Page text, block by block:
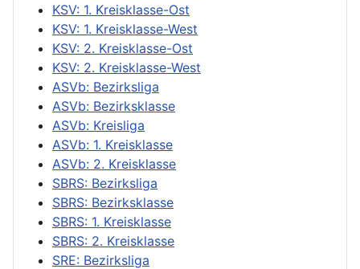
KSV: 1. Kreisklasse-Ost
KSV: 1. Kreisklasse-West
KSV: 2. Kreisklasse-Ost
KSV: 2. Kreisklasse-West
ASVb: Bezirksliga
ASVb: Bezirksklasse
ASVb: Kreisliga
ASVb: 1. Kreisklasse
ASVb: 2. Kreisklasse
SBRS: Bezirksliga
SBRS: Bezirksklasse
SBRS: 1. Kreisklasse
SBRS: 2. Kreisklasse
SRE: Bezirksliga